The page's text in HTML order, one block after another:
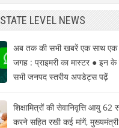
STATE LEVEL NEWS
अब तक की सभी खबरें एक साथ एक
जगह : प्राइमरी का मास्टर ● इन
सभी जनपद स्तरीय अपडेट्स पढ़ें
शिक्षामित्रों की सेवानिवृत्ति आयु 62
करने सहित रखी कई मांगें,